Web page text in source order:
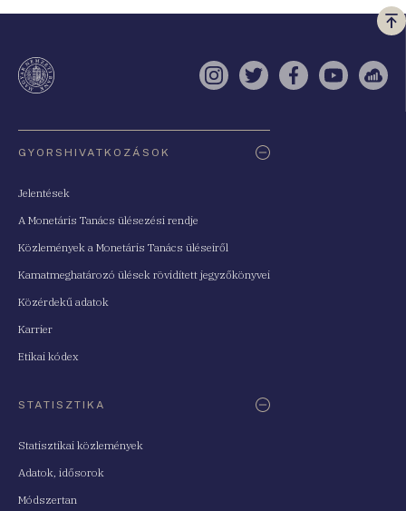
a
Instagram
TwitterFacebook
YouTube
GYORSHIVATKOZÁSOK
Jelentések
A Monetáris Tanács ülésezési rendje
Közlemények a Monetáris Tanács üléseiről
Kamatmeghatározó ülések rövidített jegyzőkönyvei
Közérdekű adatok
Karrier
Etikai kódex
STATISZTIKA
Statisztikai közlemények
Adatok, idősorok
Módszertan